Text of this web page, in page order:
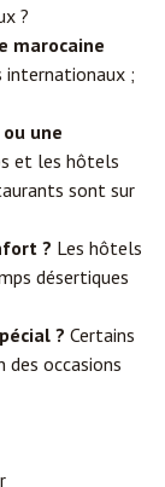
?
marocaine
internationaux ;
une
et les hôtels
sont sur
? Les hôtels
désertiques
? Certains
occasions